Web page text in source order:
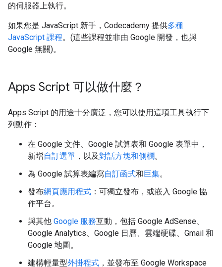
的伺服器上執行。
如果您是 JavaScript 新手，Codecademy 提供多種
JavaScript 課程。(這些課程並非由 Google 開發，也與
Google 無關)。
Apps Script 可以做什麼？
Apps Script 的用途十分廣泛，您可以使用這項工具執行下
列動作：
在 Google 文件、Google 試算表和 Google 表單中，
新增自訂選單 ，以及對話方塊和側欄。
為 Google 試算表編寫自訂函式和巨集。
發布網頁應用程式 ：可獨立發布，或嵌入 Google 協
作平台。
與其他 Google 服務互動，包括 Google AdSense、
Google Analytics、Google 日曆、雲端硬碟、Gmail 和
Google 地圖。
建構輕量型外掛程式 ，並發布至 Google Workspace